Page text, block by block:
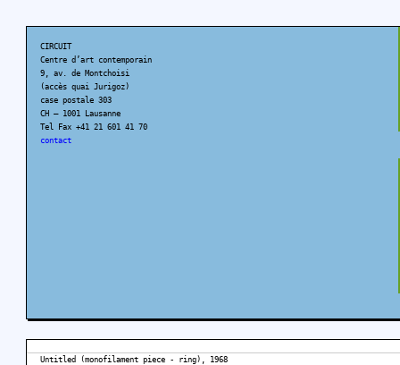
CIRCUIT
Centre d’art contemporain
9, av. de Montchoisi
(accès quai Jurigoz)
case postale 303
CH – 1001 Lausanne
Tel Fax +41 21 601 41 70
contact
Untitled (monofilament piece - ring), 1968